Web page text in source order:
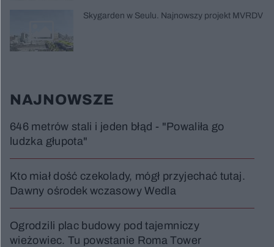
Skygarden w Seulu. Najnowszy projekt MVRDV
NAJNOWSZE
646 metrów stali i jeden błąd - "Powaliła go
ludzka głupota"
Kto miał dość czekolady, mógł przyjechać tutaj.
Dawny ośrodek wczasowy Wedla
Ogrodzili plac budowy pod tajemniczy
wieżowiec. Tu powstanie Roma Tower